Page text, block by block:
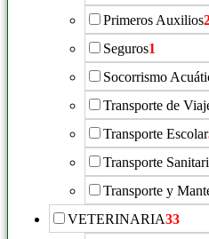
Primeros Auxilios
Seguros1
Socorrismo
Transporte de
Transporte Escolar
Transporte
Transporte y
VETERINARIA33